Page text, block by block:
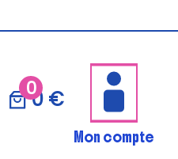
00 €
Mon compte